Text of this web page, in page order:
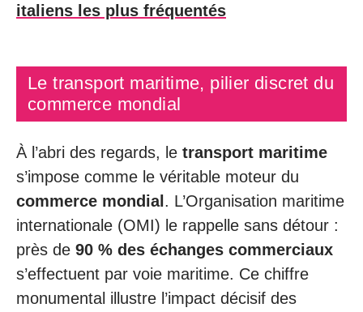
italiens les plus fréquentés
Le transport maritime, pilier discret du
commerce mondial
À l’abri des regards, le transport maritime
s’impose comme le véritable moteur du
commerce mondial. L’Organisation maritime
internationale (OMI) le rappelle sans détour :
près de 90 % des échanges commerciaux
s’effectuent par voie maritime. Ce chiffre
monumental illustre l’impact décisif des